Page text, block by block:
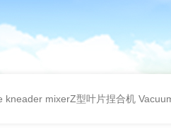
kneader mixerZ型叶片捏合机